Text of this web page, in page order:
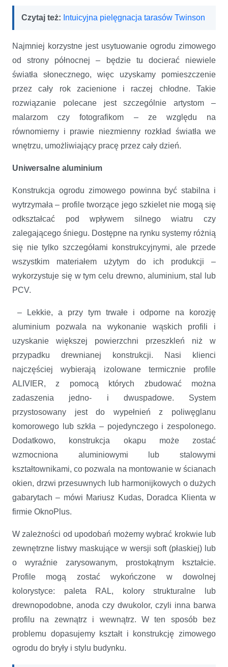
Czytaj też: Intuicyjna pielęgnacja tarasów Twinson
Najmniej korzystne jest usytuowanie ogrodu zimowego
od strony północnej – będzie tu docierać niewiele
światła słonecznego, więc uzyskamy pomieszczenie
przez cały rok zacienione i raczej chłodne. Takie
rozwiązanie polecane jest szczególnie artystom –
malarzom czy fotografikom – ze względu na
równomierny i prawie niezmienny rozkład światła we
wnętrzu, umożliwiający pracę przez cały dzień.
Uniwersalne aluminium
Konstrukcja ogrodu zimowego powinna być stabilna i
wytrzymała – profile tworzące jego szkielet nie mogą się
odkształcać pod wpływem silnego wiatru czy
zalegającego śniegu. Dostępne na rynku systemy różnią
się nie tylko szczegółami konstrukcyjnymi, ale przede
wszystkim materiałem użytym do ich produkcji –
wykorzystuje się w tym celu drewno, aluminium, stal lub
PCV.
– Lekkie, a przy tym trwałe i odporne na korozję
aluminium pozwala na wykonanie wąskich profili i
uzyskanie większej powierzchni przeszkleń niż w
przypadku drewnianej konstrukcji. Nasi klienci
najczęściej wybierają izolowane termicznie profile
ALIVIER, z pomocą których zbudować można
zadaszenia jedno- i dwuspadowe. System
przystosowany jest do wypełnień z poliwęglanu
komorowego lub szkła – pojedynczego i zespolonego.
Dodatkowo, konstrukcja okapu może zostać
wzmocniona aluminiowymi lub stalowymi
kształtownikami, co pozwala na montowanie w ścianach
okien, drzwi przesuwnych lub harmonijkowych o dużych
gabarytach – mówi Mariusz Kudas, Doradca Klienta w
firmie OknoPlus.
W zależności od upodobań możemy wybrać krokwie lub
zewnętrzne listwy maskujące w wersji soft (płaskiej) lub
o wyraźnie zarysowanym, prostokątnym kształcie.
Profile mogą zostać wykończone w dowolnej
kolorystyce: paleta RAL, kolory strukturalne lub
drewnopodobne, anoda czy dwukolor, czyli inna barwa
profilu na zewnątrz i wewnątrz. W ten sposób bez
problemu dopasujemy kształt i konstrukcję zimowego
ogrodu do bryły i stylu budynku.